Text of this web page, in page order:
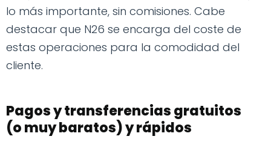
lo más importante, sin comisiones. Cabe
destacar que N26 se encarga del coste de
estas operaciones para la comodidad del
cliente.
Pagos y transferencias gratuitos
(o muy baratos) y rápidos